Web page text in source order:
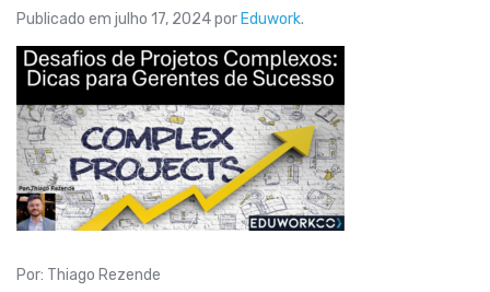
Publicado em julho 17, 2024por Eduwork.
Por: Thiago Rezende